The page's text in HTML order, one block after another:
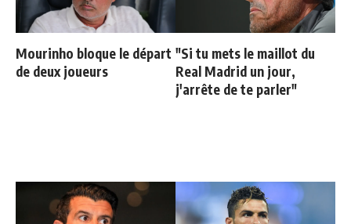
Mourinho bloque le départ
de deux joueurs
"Si tu mets le maillot du
Real Madrid un jour,
j'arrête de te parler"